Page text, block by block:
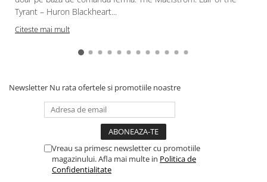
Friday The 13th
Marvel Univers
FUNKO POP!
One Piece
Dragon Ball
Accesorii Gundam
Tyrant – Huron Blackheart...
Citeste mai mult
Newsletter Nu rata ofertele si promotiile noastre
Vreau sa primesc newsletter cu promotiile
magazinului. Afla mai multe in Politica de
Confidentialitate